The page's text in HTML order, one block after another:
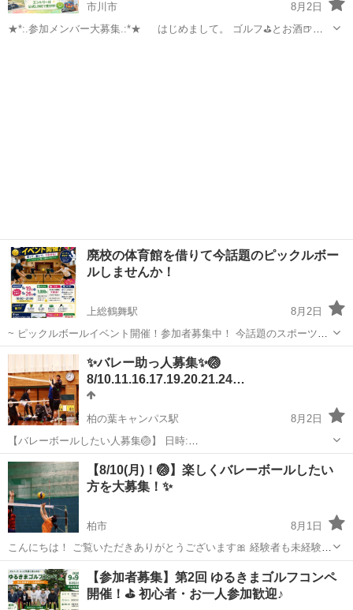
市川市
8月2日
★*:.参加メンバー大募集.:*★ はじめまして。 ゴルフ⛳とお酒🍺と
廃校の体育館を借りて今話題のピックルボー
ルしませんか！
上総鶴舞駅
8月2日
~ ピックルボールイベント開催！参加者募集中！ 今話題のスポーツ
「ピックルボール」を体験してみませんか？ 初心者・未経験者大歓
迎！ コーチのサポートがあるので、初めての方でも安心してご参加い
ただけます 【開催日時】 9月19...
千葉 市原市 上総鶴舞駅 スポーツ
✨️バレー助っ人募集✨️🏐
8/10.11.16.17.19.20.21.24…
柏の葉キャンパス駅
8月2日
【バレーボールしたい人募集🏐】 日時:
8/10.11.16.17.19.20.21.24.27.28.30.31 （平日.日曜日）19時〜21時 場
所の詳細はメッセージ頂いた方のみ伝えてます！(大体柏、我孫...
千葉 柏市 柏の葉キャンパス駅 スポーツ
【8/10(月)！🏐】楽しくバレーボールしたい
方を大募集！✨
柏市
8月1日
こんにちは！ ご覧いただきありがとうございます🎀 経験者も未経験者
も、みんなで楽しく バレーボールをやっています！ 運動不足解消や、
ちょっと体を動かしたい人にぴったりです！✨ ・活動詳細 📅日程：
8/10(月) 🕖時間：...
千葉 柏市 スポーツ
【参加者募集】第2回 ゆるきまゴルフコンペ
開催！⛳ 初心者・お一人参加歓迎♪